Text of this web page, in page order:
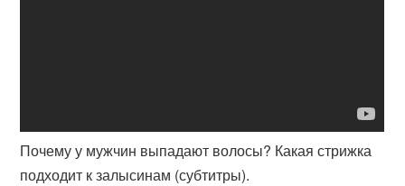
Почему у мужчин выпадают волосы? Какая стрижка
подходит к залысинам (субтитры).